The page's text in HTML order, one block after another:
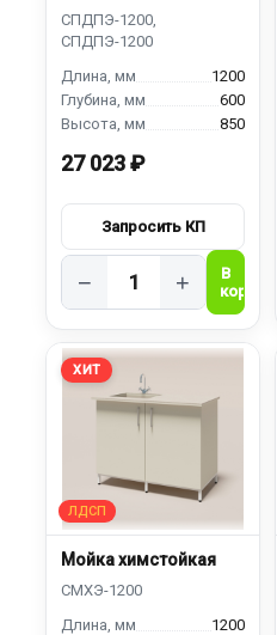
1200
600
850
27 023 ₽
− +
ХИТ
Мойка химстойкая
1200